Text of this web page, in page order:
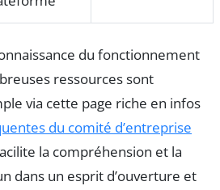
du fonctionnement
ressources sont
via cette page riche en infos
du comité d’entreprise
la compréhension et la
dans un esprit d’ouverture et